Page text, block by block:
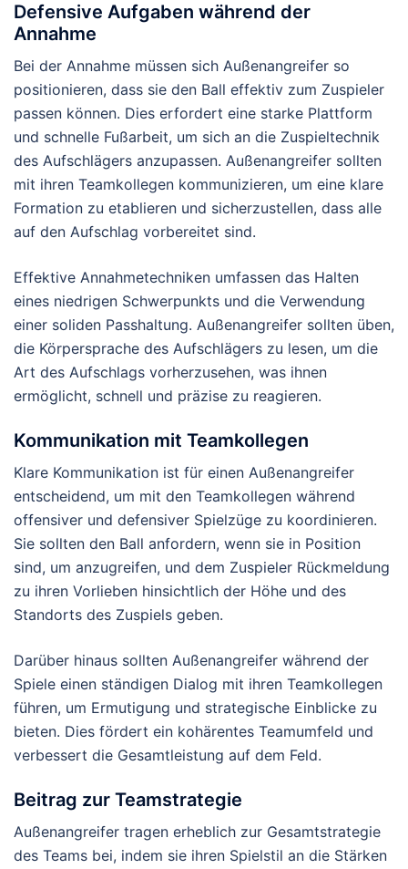
Defensive Aufgaben während der
Annahme
Bei der Annahme müssen sich Außenangreifer so
positionieren, dass sie den Ball effektiv zum Zuspieler
passen können. Dies erfordert eine starke Plattform
und schnelle Fußarbeit, um sich an die Zuspieltechnik
des Aufschlägers anzupassen. Außenangreifer sollten
mit ihren Teamkollegen kommunizieren, um eine klare
Formation zu etablieren und sicherzustellen, dass alle
auf den Aufschlag vorbereitet sind.
Effektive Annahmetechniken umfassen das Halten
eines niedrigen Schwerpunkts und die Verwendung
einer soliden Passhaltung. Außenangreifer sollten üben,
die Körpersprache des Aufschlägers zu lesen, um die
Art des Aufschlags vorherzusehen, was ihnen
ermöglicht, schnell und präzise zu reagieren.
Kommunikation mit Teamkollegen
Klare Kommunikation ist für einen Außenangreifer
entscheidend, um mit den Teamkollegen während
offensiver und defensiver Spielzüge zu koordinieren.
Sie sollten den Ball anfordern, wenn sie in Position
sind, um anzugreifen, und dem Zuspieler Rückmeldung
zu ihren Vorlieben hinsichtlich der Höhe und des
Standorts des Zuspiels geben.
Darüber hinaus sollten Außenangreifer während der
Spiele einen ständigen Dialog mit ihren Teamkollegen
führen, um Ermutigung und strategische Einblicke zu
bieten. Dies fördert ein kohärentes Teamumfeld und
verbessert die Gesamtleistung auf dem Feld.
Beitrag zur Teamstrategie
Außenangreifer tragen erheblich zur Gesamtstrategie
des Teams bei, indem sie ihren Spielstil an die Stärken